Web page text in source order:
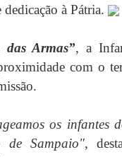
à Pátria.
das Armas”, a
com o
os
de Sampaio",